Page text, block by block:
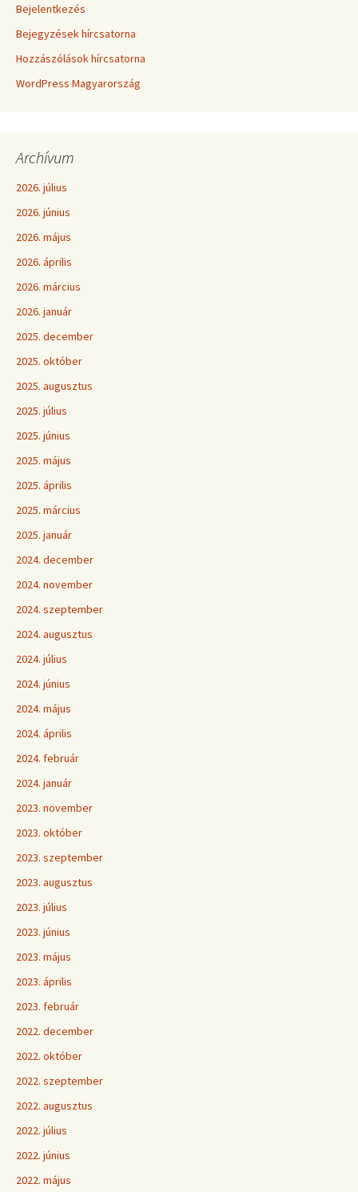
Bejelentkezés
Bejegyzések hírcsatorna
Hozzászólások hírcsatorna
WordPress Magyarország
Archívum
2026. július
2026. június
2026. május
2026. április
2026. március
2026. január
2025. december
2025. október
2025. augusztus
2025. július
2025. június
2025. május
2025. április
2025. március
2025. január
2024. december
2024. november
2024. szeptember
2024. augusztus
2024. július
2024. június
2024. május
2024. április
2024. február
2024. január
2023. november
2023. október
2023. szeptember
2023. augusztus
2023. július
2023. június
2023. május
2023. április
2023. február
2022. december
2022. október
2022. szeptember
2022. augusztus
2022. július
2022. június
2022. május